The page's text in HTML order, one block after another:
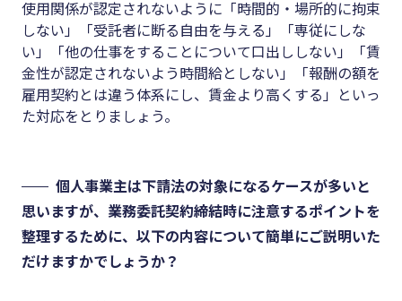
使用関係が認定されないように「時間的・場所的に拘束
しない」「受託者に断る自由を与える」「専従にしな
い」「他の仕事をすることについて口出ししない」「賃
金性が認定されないよう時間給としない」「報酬の額を
雇用契約とは違う体系にし、賃金より高くする」といっ
た対応をとりましょう。
個人事業主は下請法の対象になるケースが多いと
思いますが、業務委託契約締結時に注意するポイントを
整理するために、以下の内容について簡単にご説明いた
だけますかでしょうか？